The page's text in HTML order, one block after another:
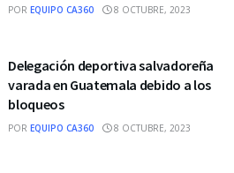
POR EQUIPO CA360 8 OCTUBRE, 2023
Delegación deportiva salvadoreña
varada en Guatemala debido a los
bloqueos
POR EQUIPO CA360 8 OCTUBRE, 2023